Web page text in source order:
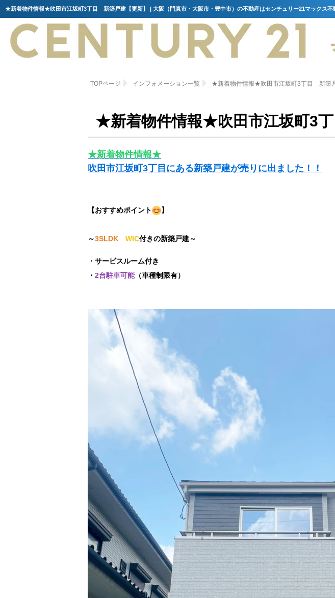
TOPページ インフォメーション一覧 ★新着物件情報★吹田市江坂町3丁目 新築
★新着物件情報★吹田市江坂町3
★新着物件情報★
吹田市江坂町3丁目にある新築戸建が売りに出ました！！
【おすすめポイント 】
～3SLDK WIC付きの新築戸建～
・サービスルーム付き
・ 2台駐車可能（車種制限有）